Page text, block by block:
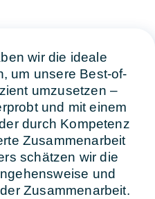
wir die ideale
um unsere Best-of-
umzusetzen –
und mit einem
durch Kompetenz
Zusammenarbeit
schätzen wir die
und
Zusammenarbeit.